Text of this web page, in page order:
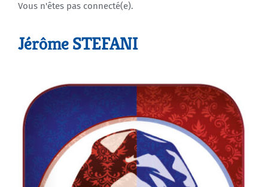
Agenda
Vous n'êtes pas connecté(e).
Jérôme STEFANI